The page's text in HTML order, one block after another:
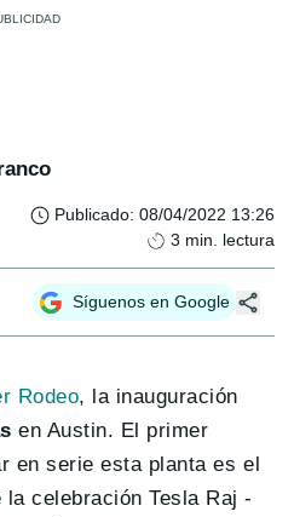
Publicado: 08/04/2022 13:26
3 min. lectura
Síguenos en Google
Rodeo, la inauguración
en Austin. El primer
en serie esta planta es el
la celebración Tesla Raj -